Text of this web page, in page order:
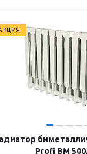
Profi BM